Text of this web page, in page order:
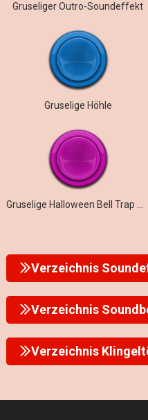
Gruseliger Outro-Soundeffekt
Gruselige Höhle
Verzeichnis
Verzeichnis
Verzeichnis